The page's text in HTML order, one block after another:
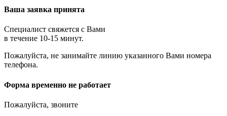
Ваша заявка принята
Специалист свяжется с Вами
в течение 10-15 минут.
Пожалуйста, не занимайте линию указанного Вами номера
телефона.
Форма временно не работает
Пожалуйста, звоните